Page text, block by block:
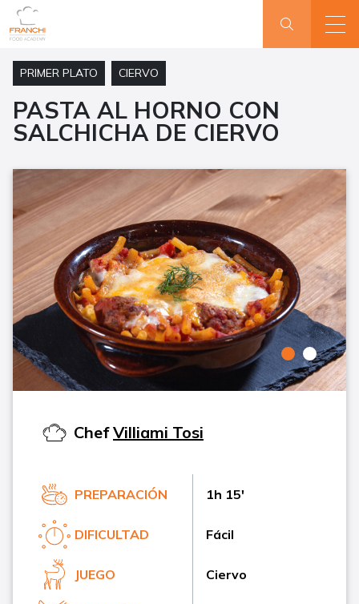
PRIMER PLATO CIERVO
PASTA AL HORNO CON
SALCHICHA DE CIERVO
ChefVilliami Tosi
PREPARACIÓN 1h 15'
DIFICULTAD Fácil
JUEGO Ciervo